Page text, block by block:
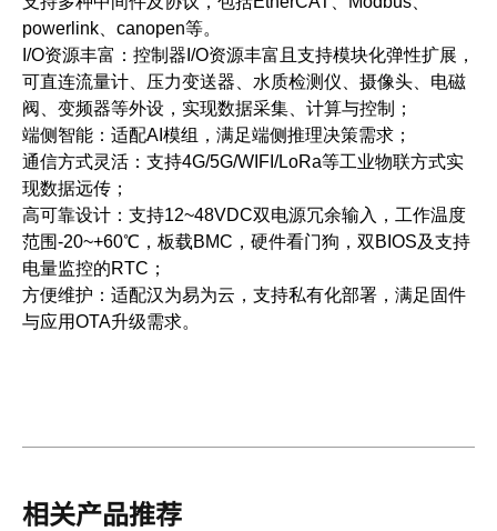
powerlink、canopen等。
I/O资源丰富：控制器 I/O资源丰富且支持模块化弹性扩展，
可直连流量计、压力变送器、水质检测仪、摄像头、电磁
阀、变频器等外设，实现数据采集、计算与控制；
端侧智能：适配AI 模组，满足端侧推理决策需求 ；
通信方式灵活：支持4G/5G/WIFI/LoRa等工业物联方式实
现数据远传 ；
高可靠设计：支持12~48VDC双电源冗余输入，工作温度
范围-20~+60℃，板载BMC ，硬件看门狗，双 BIOS及支持
电量监控的RTC ；
方便维护：适配汉为易为云，支持私有化部署，满足固件
与应用OTA升级需求。
相关产品推荐